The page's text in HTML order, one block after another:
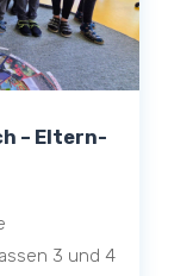
– Eltern-
3 und 4